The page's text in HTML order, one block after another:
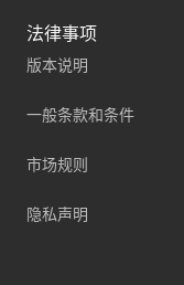
法律事项
版本说明
一般条款和条件
市场规则
隐私声明